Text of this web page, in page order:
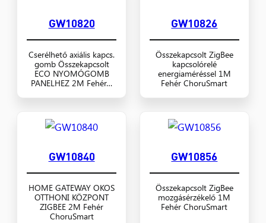
GW10820
Cserélhető axiális kapcs.
gomb Összekapcsolt
ECO NYOMÓGOMB
PANELHEZ 2M Fehér…
GW10826
Összekapcsolt ZigBee
kapcsolórelé
energiaméréssel 1M
Fehér ChoruSmart
GW10840
HOME GATEWAY OKOS
OTTHONI KÖZPONT
ZIGBEE 2M Fehér
ChoruSmart
GW10856
Összekapcsolt ZigBee
mozgásérzékelő 1M
Fehér ChoruSmart